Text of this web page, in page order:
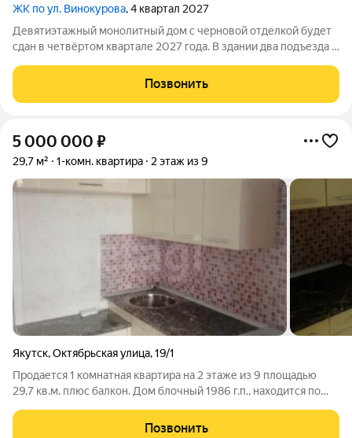
ЖК по ул. Винокурова, 4 квартал 2027
Девятиэтажный монолитный дом с черновой отделкой будет
сдан в четвёртом квартале 2027 года. В здании два подъезда и
обустроят детскую площадку, тротуар и наружное освещение,
предусмотрят
Позвонить
5 000 000 ₽
29,7 м² 1-комн. квартира 2 этаж из 9
Якутск,Октябрьская улица,19/1
Продается 1 комнатная квартира на 2 этаже из 9 площадью
29,7 кв.м. плюс балкон. Дом блочный 1986 г.п., находится по
очень уютная и светлая. Вся мебель и бытовая техника
Позвонить